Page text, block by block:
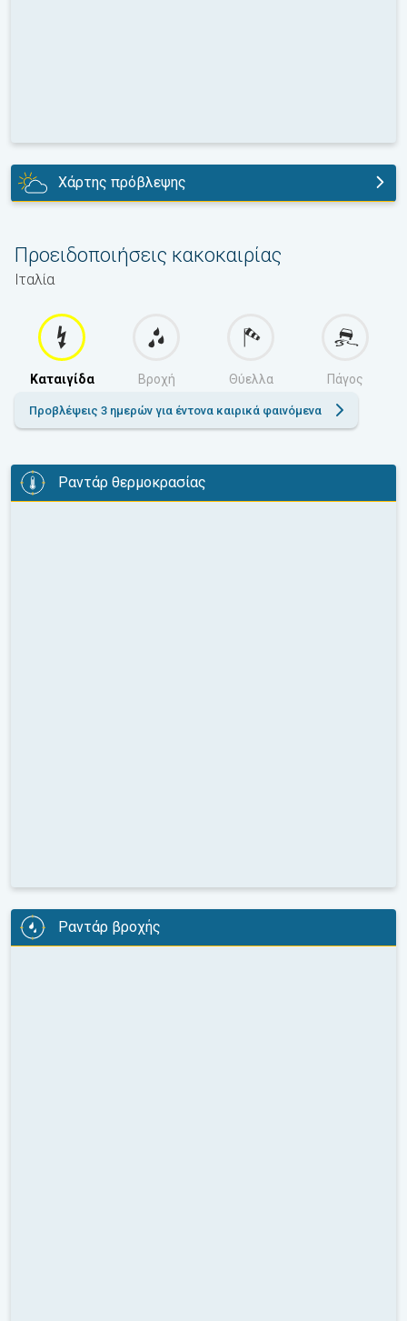
Χάρτης πρόβλεψης
Προειδοποιήσεις κακοκαιρίας
Ιταλία
Καταιγίδα Βροχή Θύελλα Πάγος
Προβλέψεις 3 ημερών για έντονα καιρικά φαινόμενα
Ραντάρ θερμοκρασίας
Ραντάρ βροχής